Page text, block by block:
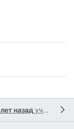
назад участником